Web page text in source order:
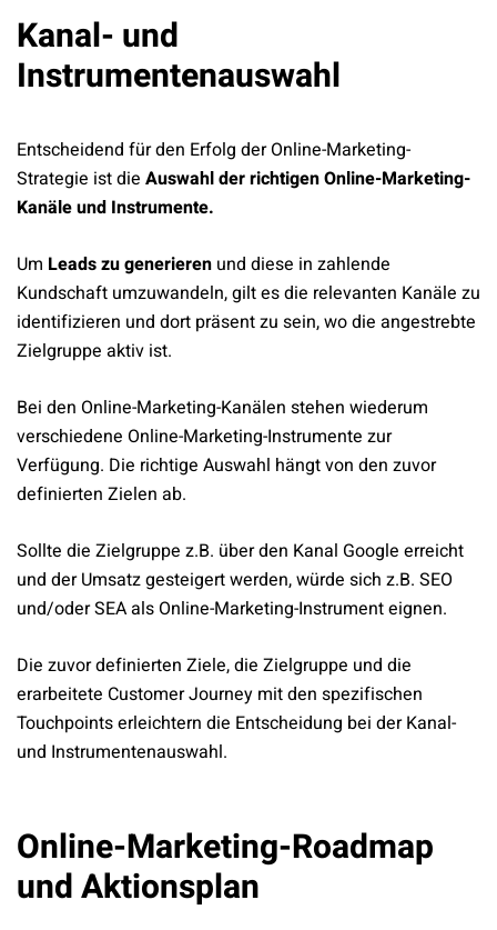
Kanal- und
Instrumentenauswahl
Entscheidend für den Erfolg der Online-Marketing-
Strategie ist die Auswahl der richtigen Online-Marketing-
Kanäle und Instrumente.
Um Leads zu generieren und diese in zahlende
Kundschaft umzuwandeln, gilt es die relevanten Kanäle zu
identifizieren und dort präsent zu sein, wo die angestrebte
Zielgruppe aktiv ist.
Bei den Online-Marketing-Kanälen stehen wiederum
verschiedene Online-Marketing-Instrumente zur
Verfügung. Die richtige Auswahl hängt von den zuvor
definierten Zielen ab.
Sollte die Zielgruppe z.B. über den Kanal Google erreicht
und der Umsatz gesteigert werden, würde sich z.B. SEO
und/oder SEA als Online-Marketing-Instrument eignen.
Die zuvor definierten Ziele, die Zielgruppe und die
erarbeitete Customer Journey mit den spezifischen
Touchpoints erleichtern die Entscheidung bei der Kanal-
und Instrumentenauswahl.
Online-Marketing-Roadmap
und Aktionsplan